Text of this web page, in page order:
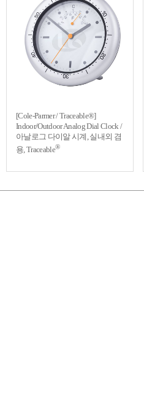
[Cole-Parmer / Traceable®]
Indoor/Outdoor Analog Dial Clock /
아날로그 다이알 시계, 실내외 겸
용, Traceable®